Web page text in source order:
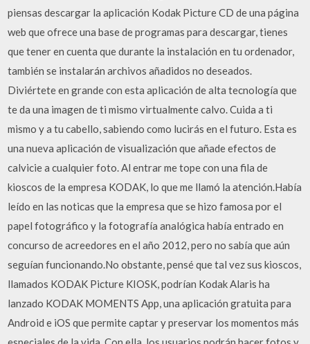
piensas descargar la aplicación Kodak Picture CD de una página
web que ofrece una base de programas para descargar, tienes
que tener en cuenta que durante la instalación en tu ordenador,
también se instalarán archivos añadidos no deseados.
Diviértete en grande con esta aplicación de alta tecnología que
te da una imagen de ti mismo virtualmente calvo. Cuida a ti
mismo y a tu cabello, sabiendo como lucirás en el futuro. Esta es
una nueva aplicación de visualización que añade efectos de
calvicie a cualquier foto. Al entrar me tope con una fila de
kioscos de la empresa KODAK, lo que me llamó la atención.Había
leído en las noticas que la empresa que se hizo famosa por el
papel fotográfico y la fotografía analógica había entrado en
concurso de acreedores en el año 2012, pero no sabía que aún
seguían funcionando.No obstante, pensé que tal vez sus kioscos,
llamados KODAK Picture KIOSK, podrían Kodak Alaris ha
lanzado KODAK MOMENTS App, una aplicación gratuita para
Android e iOS que permite captar y preservar los momentos más